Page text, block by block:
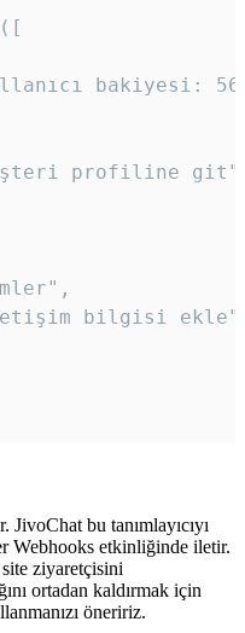
bakiyesi:
profiline
bilgisi
bu tanımlayıcıyı
Webhooks etkinliğinde iletir.
ziyaretçisini
ortadan kaldırmak için
öneririz.